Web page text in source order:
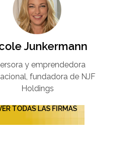
Junkermann​
y emprendedora
fundadora de NJF
Holdings
TODAS LAS FIRMAS